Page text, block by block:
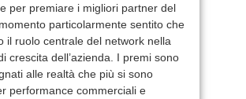
per premiare i migliori partner del
particolarmente sentito che
il ruolo centrale del network nella
crescita dell’azienda. I premi sono
alle realtà che più si sono
performance commerciali e